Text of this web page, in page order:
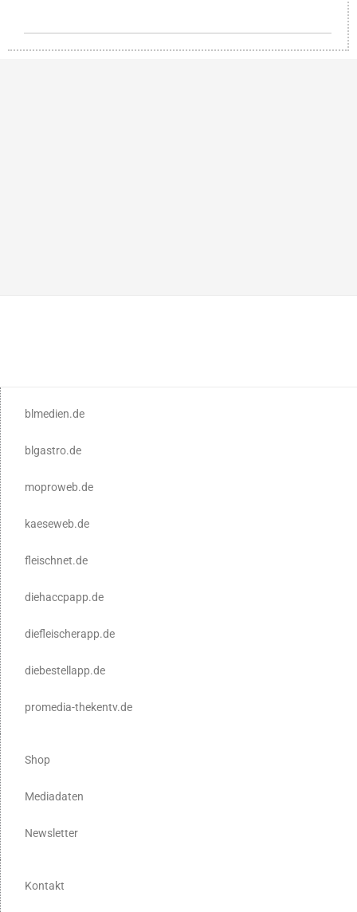
blmedien.de
blgastro.de
moproweb.de
kaeseweb.de
fleischnet.de
diehaccpapp.de
diefleischerapp.de
diebestellapp.de
promedia-thekentv.de
Shop
Mediadaten
Newsletter
Kontakt